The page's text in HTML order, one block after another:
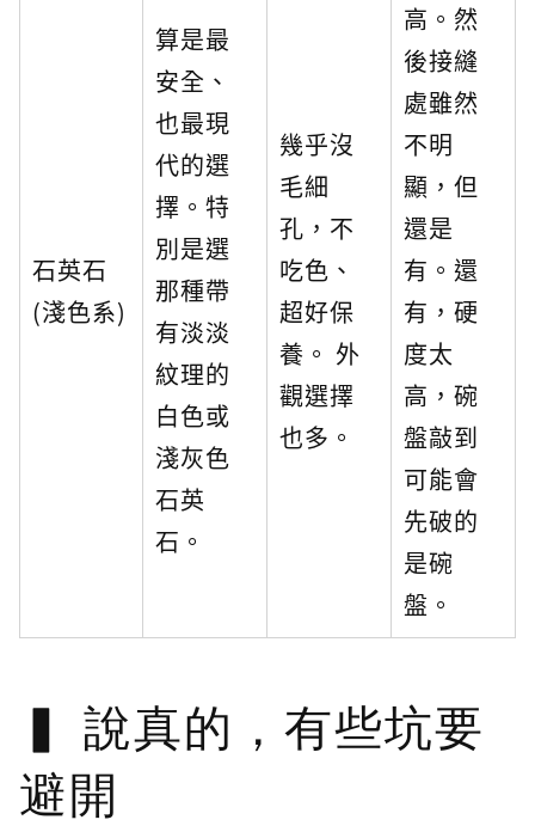
石英石
(淺色系)
算是最
安全、
也最現
代的選
擇。特
別是選
那種帶
有淡淡
紋理的
白色或
淺灰色
石英
石。
幾乎沒
毛細
孔，不
吃色、
超好保
養。 外
觀選擇
也多。
高。然
後接縫
處雖然
不明
顯，但
還是
有。還
有，硬
度太
高，碗
盤敲到
可能會
先破的
是碗
盤。
說真的，有些坑要
避開